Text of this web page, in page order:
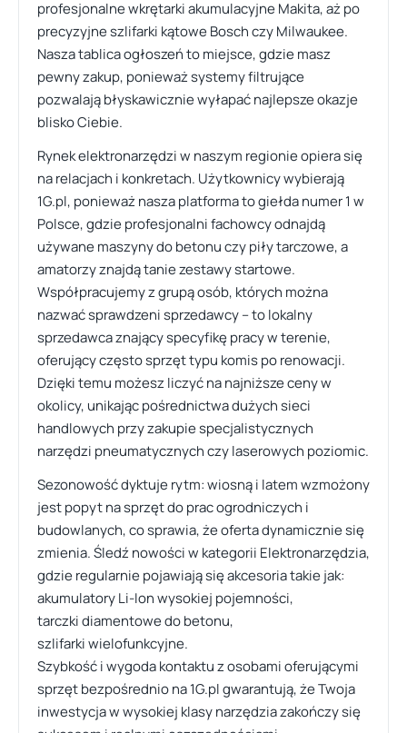
profesjonalne wkrętarki akumulacyjne Makita, aż po
precyzyjne szlifarki kątowe Bosch czy Milwaukee.
Nasza tablica ogłoszeń to miejsce, gdzie masz
pewny zakup, ponieważ systemy filtrujące
pozwalają błyskawicznie wyłapać najlepsze okazje
blisko Ciebie.
Rynek elektronarzędzi w naszym regionie opiera się
na relacjach i konkretach. Użytkownicy wybierają
1G.pl, ponieważ nasza platforma to giełda numer 1 w
Polsce, gdzie profesjonalni fachowcy odnajdą
używane maszyny do betonu czy piły tarczowe, a
amatorzy znajdą tanie zestawy startowe.
Współpracujemy z grupą osób, których można
nazwać sprawdzeni sprzedawcy – to lokalny
sprzedawca znający specyfikę pracy w terenie,
oferujący często sprzęt typu komis po renowacji.
Dzięki temu możesz liczyć na najniższe ceny w
okolicy, unikając pośrednictwa dużych sieci
handlowych przy zakupie specjalistycznych
narzędzi pneumatycznych czy laserowych poziomic.
Sezonowość dyktuje rytm: wiosną i latem wzmożony
jest popyt na sprzęt do prac ogrodniczych i
budowlanych, co sprawia, że oferta dynamicznie się
zmienia. Śledź nowości w kategorii Elektronarzędzia,
gdzie regularnie pojawiają się akcesoria takie jak:
akumulatory Li-Ion wysokiej pojemności,
tarczki diamentowe do betonu,
szlifarki wielofunkcyjne.
Szybkość i wygoda kontaktu z osobami oferującymi
sprzęt bezpośrednio na 1G.pl gwarantują, że Twoja
inwestycja w wysokiej klasy narzędzia zakończy się